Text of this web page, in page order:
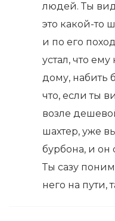
людей. Ты
это какой-то
и по его
устал, что
дому, набить
что, если ты
возле
шахтер, уже
бурбона, и он
Ты сазу
него на пути,